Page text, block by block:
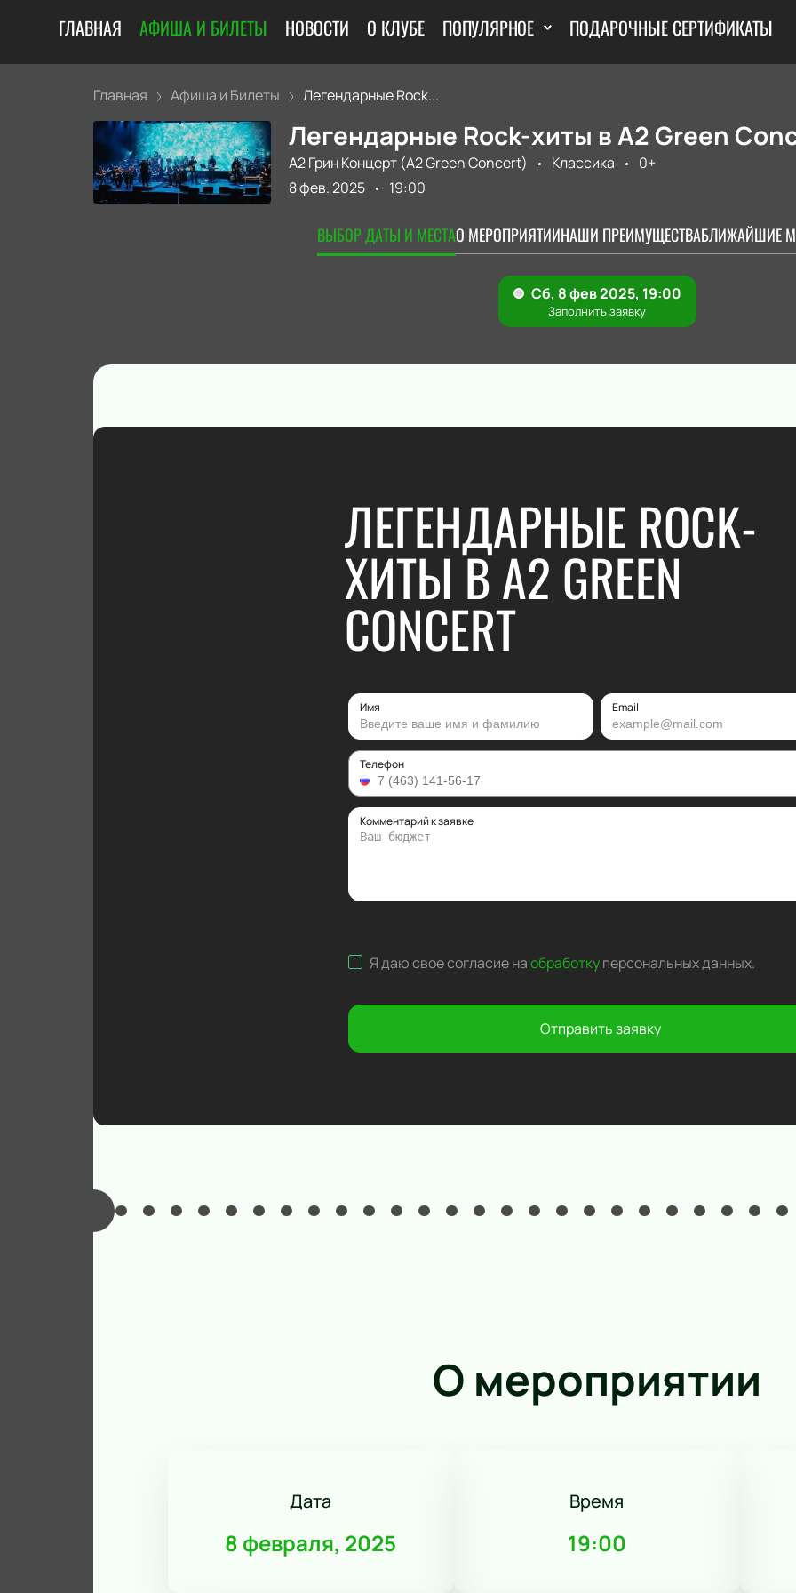
ГЛАВНАЯ АФИША И БИЛЕТЫ НОВОСТИ О КЛУБЕ ПОПУЛЯРНОЕ ПОДАРОЧНЫЕ СЕРТИФИКАТЫ
Главная Афиша и Билеты Легендарные Rock...
Легендарные Rock-хиты в А2 Green
А2 Грин Концерт (A2 Green Concert) Классика
0+
8 фев. 2025
19:00
ВЫБОР ДАТЫ И МЕСТАО МЕРОПРИЯТИИНАШИ ПРЕИМУЩЕСТВАБЛИЖАЙШИЕ
ЛЕГЕНДАРНЫЕ ROCK-
ХИТЫ В А2 GREEN
CONCERT
Имя Email
Телефон
Комментарий к заявке
Я даю свое согласие наобработку персональных данных.
Отправить заявку
О мероприятии
Дата
8 февраля, 2025
Время
19:00